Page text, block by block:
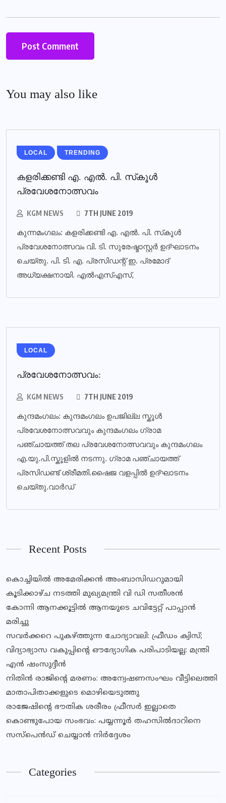
You may also like
LOCAL TRENDING
കളരിക്കണ്ടി എ. എല്‍. പി. സ്‌കൂള്‍
പ്രവേശനോത്സവം
KGM NEWS 7TH JUNE 2019
കുന്നമംഗലം: കളരിക്കണ്ടി എ. എല്‍. പി. സ്‌കൂള്‍
പ്രവേശനോത്സവം വി. ടി. സുരേഷ്മാസ്റ്റര്‍ ഉദ്ഘാടനം
ചെയ്തു. പി. ടി. എ. പ്രസിഡന്റ് ഇ. പ്രമോദ്
അധ്യക്ഷനായി. എല്‍എസ്എസ്,
LOCAL
പ്രവേശനോത്സവം:
KGM NEWS 7TH JUNE 2019
കുന്ദമംഗലം: കുന്ദമംഗലം ഉപജില്ല സ്കൂൾ
പ്രവേശനോത്സവവും കുന്ദമംഗലം ഗ്രാമ
പഞ്ചായത്ത് തല പ്രവേശനോത്സവവും കുന്ദമംഗലം
എ.യു.പി.സ്കൂളിൽ നടന്നു. ഗ്രാമ പഞ്ചായത്ത്
പ്രസിഡണ്ട് ശ്രീമതി.ഷൈജ വളപ്പിൽ ഉദ്ഘാടനം
ചെയ്തു.വാർഡ്
Recent Posts
കൊച്ചിയിൽ അമേരിക്കൻ അംബാസിഡറുമായി
കൂടിക്കാഴ്ച നടത്തി മുഖ്യമന്ത്രി വി ഡി സതീശൻ
കോന്നി ആനക്കൂട്ടിൽ ആനയുടെ ചവിട്ടേറ്റ് പാപ്പാൻ
മരിച്ചു
സവര്‍ക്കറെ പുകഴ്ത്തുന്ന ചോദ്യാവലി: ഫ്രീഡം ക്വിസ്;
വിദ്യാഭ്യാസ വകുപ്പിൻ്റെ ഔദ്യോഗിക പരിപാടിയല്ല: മന്ത്രി
എൻ ഷംസുദ്ദീൻ
നിതിൻ രാജിൻ്റെ മരണം: അന്വേഷണസംഘം വീട്ടിലെത്തി
മാതാപിതാക്കളുടെ മൊഴിയെടുത്തു
രാജേഷിന്റെ ഭൗതിക ശരീരം ഫ്രീസര്‍ ഇല്ലാതെ
കൊണ്ടുപോയ സംഭവം: പയ്യന്നൂര്‍ തഹസില്‍ദാറിനെ
സസ്‌പെന്‍ഡ് ചെയ്യാന്‍ നിര്‍ദ്ദേശം
Categories